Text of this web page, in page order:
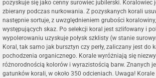
pozyskuje się jako cenny surowiec jubilerski. Koralowiec
zbierany podczas nurkowania. Z pozyskanych korali
następnie sortuje, z uwzględnieniem grubości
występujących skaz. Po selekcji koral jest szlifowany i
wypolerowaniu uzyskuje połysk szklisty (w stanie
Koral, tak samo jak bursztyn czy perły, zaliczany jest do
pochodzenia organicznego. Korale wyróżniają się
różnorodnością kolorów i wyrazistością barw. Znanych
gatunków korali, w około 350 odcieniach. Uwaga!